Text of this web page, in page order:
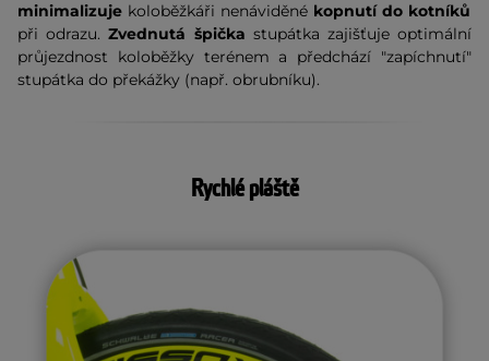
minimalizuje koloběžkáři nenáviděné kopnutí do kotníků
při odrazu. Zvednutá špička stupátka zajišťuje optimální
průjezdnost koloběžky terénem a předchází "zapíchnutí"
stupátka do překážky (např. obrubníku).
Rychlé pláště